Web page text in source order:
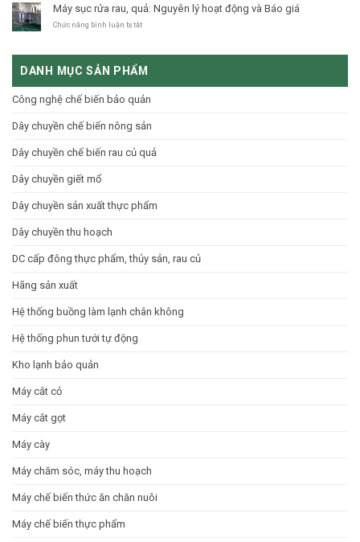
Giải
pháp
cho
nông
thế
nào?
biết?
sấy,
chế
quy
nghiệp
suất
Máy sục rửa rau, quả: Nguyên lý hoạt động và Báo giá
Chức năng bình luận bị tắtở
rau,
lý
động
Báo
giá
DANH MỤC SẢN PHẨM
Công nghệ chế biến bảo quản
Dây chuyền chế biến nông sản
Dây chuyền chế biến rau củ quả
Dây chuyền giết mổ
Dây chuyền sản xuất thực phẩm
Dây chuyền thu hoạch
DC cấp đông thực phẩm, thủy sản, rau củ
Hãng sản xuất
Hệ thống buồng làm lạnh chân không
Hệ thống phun tưới tự động
Kho lạnh bảo quản
Máy cắt cỏ
Máy cắt gọt
Máy cày
Máy chăm sóc, máy thu hoạch
Máy chế biến thức ăn chăn nuôi
Máy chế biến thực phẩm